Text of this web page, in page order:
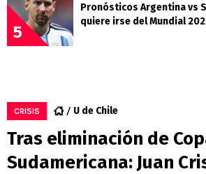
5
Pronósticos Argentina vs
quiere irse del Mundial
CRISIS U de Chile
Tras eliminación de
Sudamericana: Juan